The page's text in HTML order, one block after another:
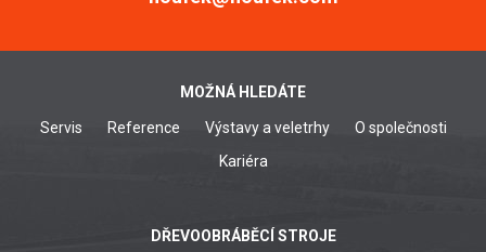
MOŽNÁ HLEDÁTE
Servis Reference Výstavy a veletrhy
O společnosti
Kariéra
DŘEVOOBRÁBĚCÍ STROJE